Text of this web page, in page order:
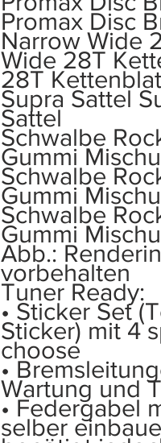
Promax Disc
Narrow Wide
Wide 28T
28T
Supra Sattel
Sattel
Schwalbe
Gummi
Schwalbe
Gummi
Schwalbe
Gummi
Abb.:
vorbehalten
Tuner Ready:
• Sticker Set
Sticker) mit 4
choose
•
Wartung und
• Federgabel
selber